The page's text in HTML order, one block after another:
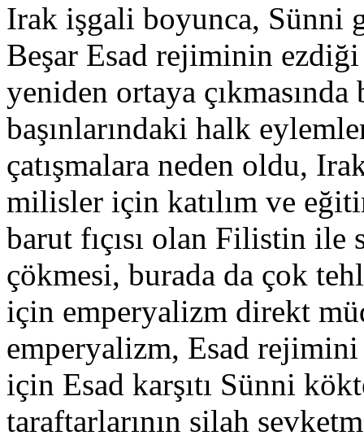
Irak işgali boyunca, Sünni
Beşar Esad rejiminin
yeniden ortaya
başınlarındaki halk
çatışmalara neden oldu,
milisler için katılım ve
barut fıçısı olan Filistin ile
çökmesi, burada da çok
için emperyalizm direkt
emperyalizm, Esad rejimini
için Esad karşıtı Sünni
taraftarlarının silah